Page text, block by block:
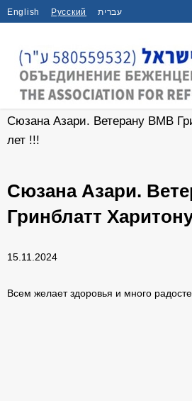
English Русский עברית
Главная / Мероприятия /
Сюзана Азари. Ветерану ВМВ
лет !!!
Сюзана Азари.
Гринблатт
15.11.2024
Всем желает здоровья и много